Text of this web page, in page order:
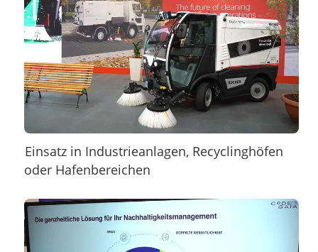
Einsatz in Industrieanlagen, Recyclinghöfen
oder Hafenbereichen